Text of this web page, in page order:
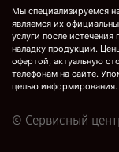
Мы специализируемся
являемся их
услуги после
наладку продукции.
офертой, актуальную
телефонам на сайте.
целью информирования.
© Сервисный